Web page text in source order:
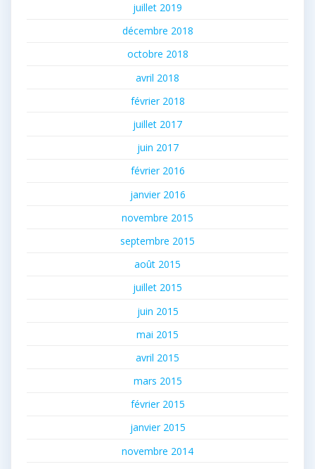
juillet 2019
décembre 2018
octobre 2018
avril 2018
février 2018
juillet 2017
juin 2017
février 2016
janvier 2016
novembre 2015
septembre 2015
août 2015
juillet 2015
juin 2015
mai 2015
avril 2015
mars 2015
février 2015
janvier 2015
novembre 2014